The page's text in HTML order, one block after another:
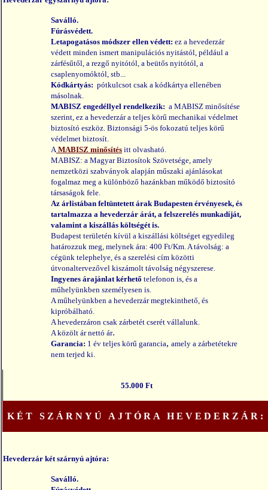
Saválló.
Fúrásvédett.
Letapogatásos módszer ellen védett: ez a hevederzár
védett minden ismert manipulációs nyitástól, például a
zárfésűtől, a rezgő nyitótól, a beütős nyitótól, a
csaplenyomóktól, stb...
Kódkártyás: pótkulcsot csak a kódkártya ellenében
másolnak.
MABISZ engedéllyel rendelkezik: a MABISZ minősítése
szerint, ez a hevederzár a teljes körű mechanikai védelmet
biztosító eszköz. Biztonsági 5-ös fokozatú teljes körű
védelmet biztosít.
A MABISZ minősítés itt olvasható.
MABISZ: a Magyar Biztosítok Szövetsége, amely
nemzetközi szabványok alapján műszaki ajánlásokat
fogalmaz meg a különböző hazánkban működő biztosító
társaságok fele.
Az árlistában feltüntetett árak Budapesten érvényesek, és
tartalmazza a hevederzár árát, a felszerelés munkadíját,
valamint a kiszállás költségét is.
Budapest területén kívül a kiszállási költséget egyedileg
határozzuk meg, melynek ára: 400 Ft/Km. A távolság: a
cégünk telephelye, és a szerelési cím közötti
útvonaltervezővel kiszámolt távolság négyszerese.
Ingyenes árajánlat kérhető telefonon is, és a
műhelyünkben személyesen is.
A műhelyünkben a hevederzár megtekinthető, és
kipróbálható.
A hevederzáron csak zárbetét cserét vállalunk.
A közölt ár nettó ár.
Garancia: 1 év teljes körű garancia, amely a zárbetétekre
nem terjed ki.
55.000 Ft
KÉT SZÁRNYÚ AJTÓRA HEVEDERZÁR:
Hevederzár két szárnyú ajtóra:
Saválló.